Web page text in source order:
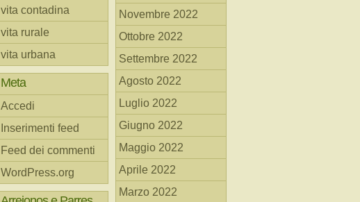
vita contadina
vita rurale
vita urbana
Meta
Accedi
Inserimenti feed
Feed dei commenti
WordPress.org
Novembre 2022
Ottobre 2022
Settembre 2022
Agosto 2022
Luglio 2022
Giugno 2022
Maggio 2022
Aprile 2022
Marzo 2022